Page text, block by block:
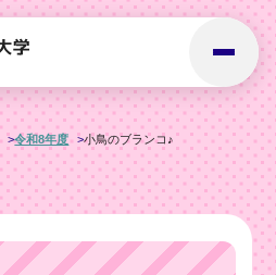
令和8年度 小鳥のブランコ♪